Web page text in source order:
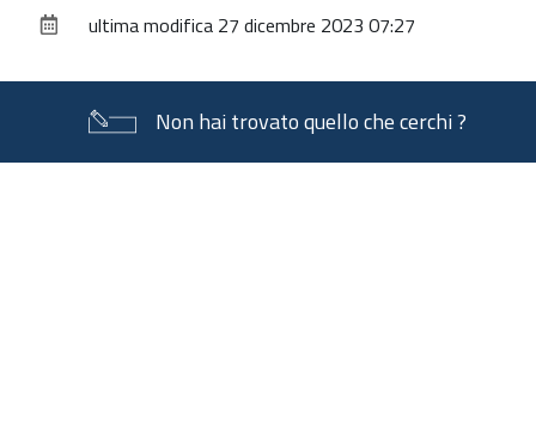
ultima modifica 27 dicembre 2023 07:27
Non hai trovato quello che cerchi ?